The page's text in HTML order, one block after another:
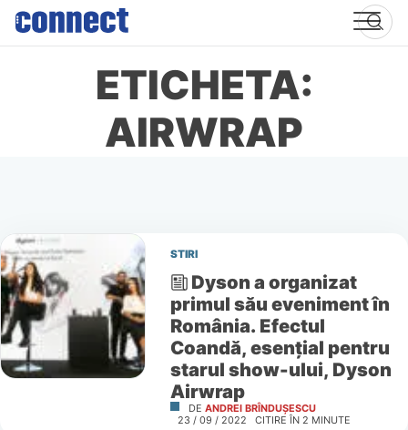
Skip
content
ETICHETA:
AIRWRAP
STIRI
Dyson a organizat
primul său eveniment în
România. Efectul
Coandă, esențial pentru
starul show-ului, Dyson
Airwrap
DE ANDREI BRÎNDUȘESCU
23 / 09 / 2022
CITIRE ÎN 2 MINUTE